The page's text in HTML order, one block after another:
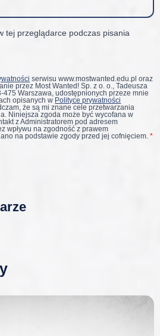
tej przeglądarce podczas pisania
serwisu www.mostwanted.edu.pl oraz
przez Most Wanted! Sp. z o. o., Tadeusza
475 Warszawa, udostępnionych przeze mnie
opisanych w Polityce prywatności
że są mi znane cele przetwarzania
Niniejsza zgoda może być wycofana w
z Administratorem pod adresem
wpływu na zgodność z prawem
na podstawie zgody przed jej cofnięciem.*